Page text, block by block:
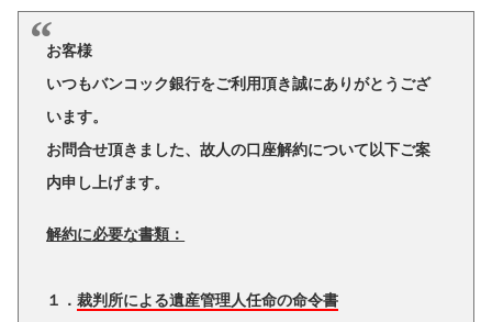
お客様
いつもバンコック銀行をご利用頂き誠にありがとうござ
います。
お問合せ頂きました、故人の口座解約について以下ご案
内申し上げます。
解約に必要な書類：
１．裁判所による遺産管理人任命の命令書